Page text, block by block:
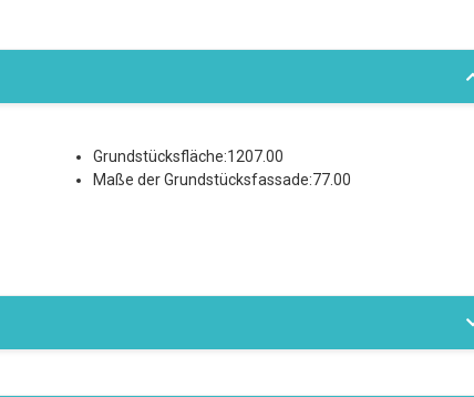
Grundstücksfläche:1207.00
Maße der Grundstücksfassade:77.00